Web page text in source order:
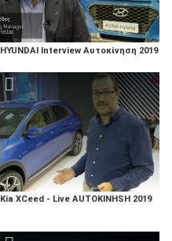
HYUNDAI Interview Αυτοκίνηση 2019
Κia XCeed - Live AUTOKINHSH 2019